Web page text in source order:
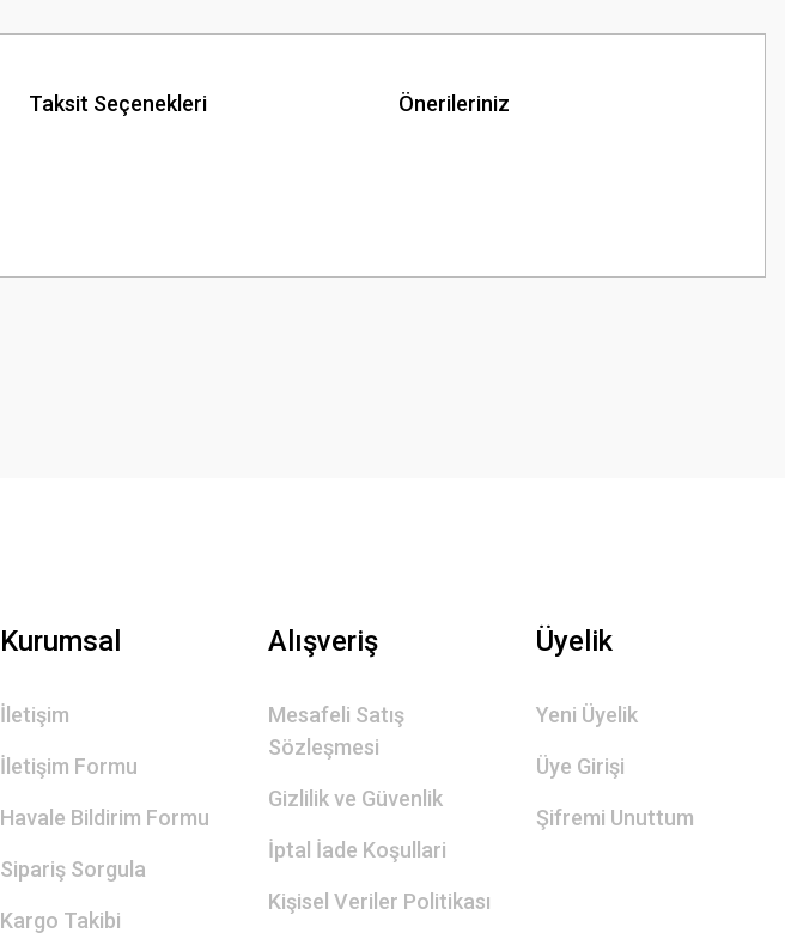
Taksit Seçenekleri Önerileriniz
Kurumsal
İletişim
İletişim Formu
Havale Bildirim Formu
Sipariş Sorgula
Kargo Takibi
Alışveriş
Mesafeli Satış
Sözleşmesi
Gizlilik ve Güvenlik
İptal İade Koşullari
Kişisel Veriler Politikası
Üyelik
Yeni Üyelik
Üye Girişi
Şifremi Unuttum